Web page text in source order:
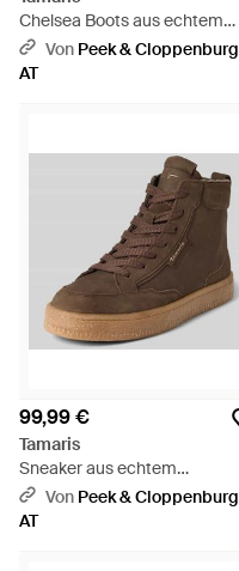
Chelsea Boots aus echtem
Rindsleder - Braun
Von Peek & Cloppenburg
AT
99,99 €
Tamaris
Sneaker aus echtem
Rindsleder - Braun
Von Peek & Cloppenburg
AT